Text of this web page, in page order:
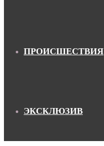
ПРОИСШЕСТВИЯ
ЭКСКЛЮЗИВ